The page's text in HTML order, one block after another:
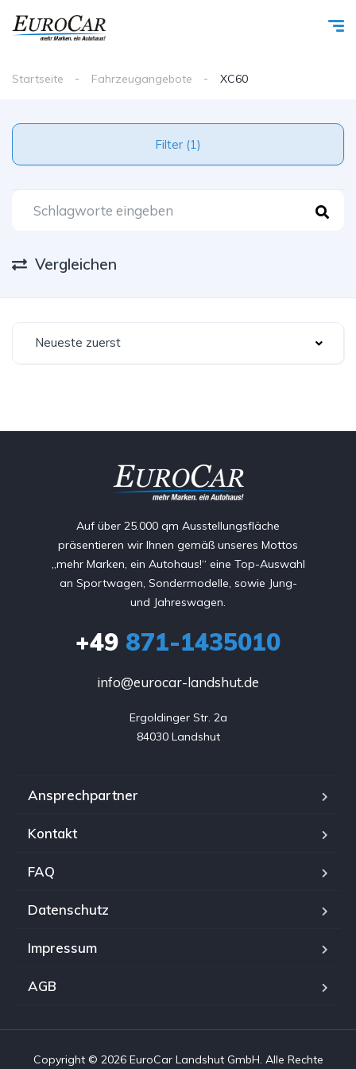
Startseite Fahrzeugangebote XC60
Filter (1)
Vergleichen
Neueste zuerst
Auf über 25.000 qm Ausstellungsfläche
präsentieren wir Ihnen gemäß unseres Mottos
„mehr Marken, ein Autohaus!“ eine Top-Auswahl
an Sportwagen, Sondermodelle, sowie Jung-
und Jahreswagen.
+49 871-1435010
info@eurocar-landshut.de
Ergoldinger Str. 2a
84030 Landshut
Ansprechpartner
Kontakt
FAQ
Datenschutz
Impressum
AGB
Copyright © 2026 EuroCar Landshut GmbH. Alle Rechte